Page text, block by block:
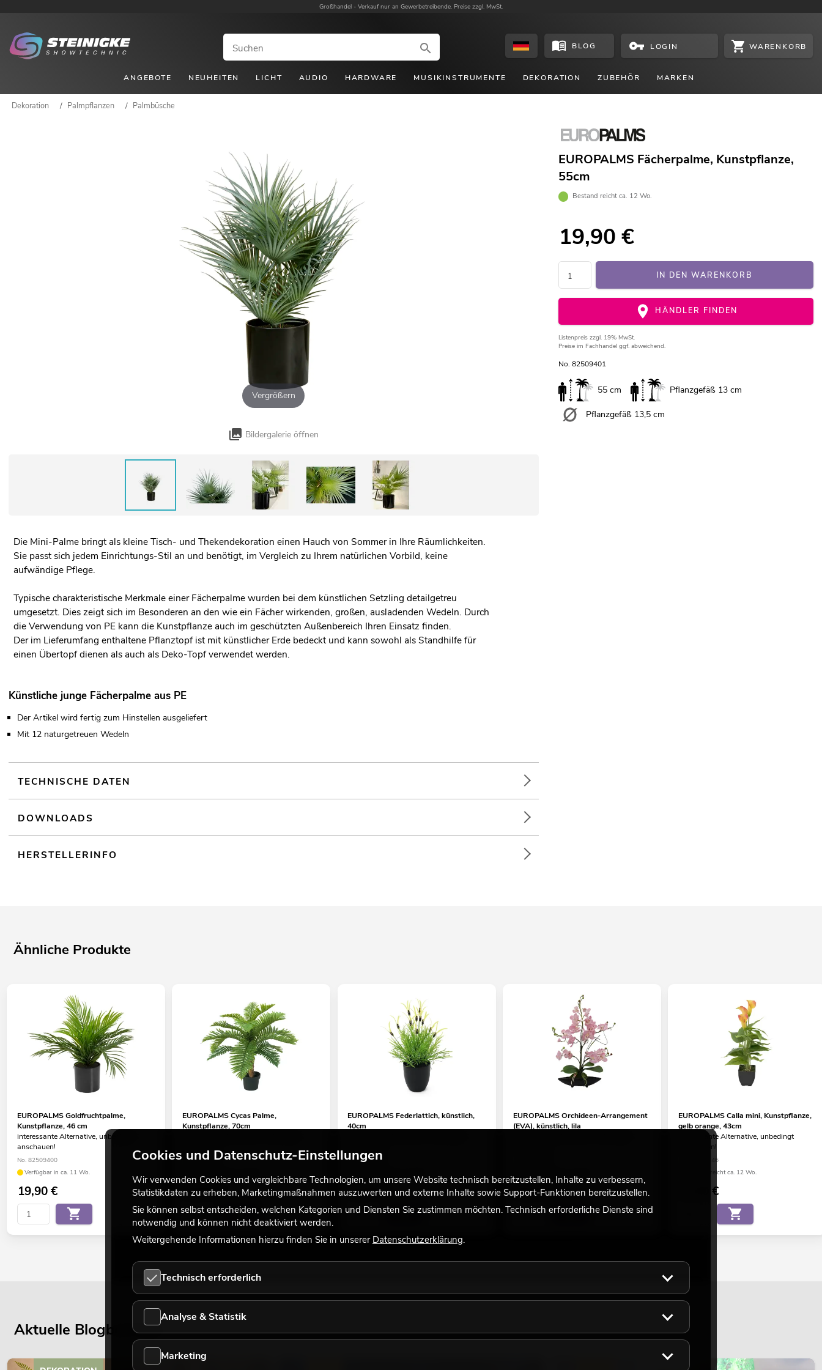
Großhandel - Verkauf nur an Gewerbetreibende. Preise zzgl. MwSt.
BLOG LOGIN WARENKORB
ANGEBOTE NEUHEITEN LICHT AUDIO HARDWARE MUSIKINSTRUMENTE DEKORATION ZUBEHÖR MARKEN
Dekoration / Palmpflanzen / Palmbüsche
Vergrößern
Bildergalerie öffnen
EUROPALMS Fächerpalme, Kunstpflanze,
55cm
Bestand reicht ca. 12 Wo.
19,90 €
IN DEN WARENKORB
HÄNDLER FINDEN
Listenpreis zzgl. 19% MwSt.
Preise im Fachhandel ggf. abweichend.
No. 82509401
55 cm Pflanzgefäß 13 cm
Pflanzgefäß 13,5 cm
Die Mini-Palme bringt als kleine Tisch- und Thekendekoration einen Hauch von Sommer in Ihre Räumlichkeiten.
Sie passt sich jedem Einrichtungs-Stil an und benötigt, im Vergleich zu Ihrem natürlichen Vorbild, keine
aufwändige Pflege.
Typische charakteristische Merkmale einer Fächerpalme wurden bei dem künstlichen Setzling detailgetreu
umgesetzt. Dies zeigt sich im Besonderen an den wie ein Fächer wirkenden, großen, ausladenden Wedeln. Durch
die Verwendung von PE kann die Kunstpflanze auch im geschützten Außenbereich Ihren Einsatz finden.
Der im Lieferumfang enthaltene Pflanztopf ist mit künstlicher Erde bedeckt und kann sowohl als Standhilfe für
einen Übertopf dienen als auch als Deko-Topf verwendet werden.
Künstliche junge Fächerpalme aus PE
Der Artikel wird fertig zum Hinstellen ausgeliefert
Mit 12 naturgetreuen Wedeln
TECHNISCHE DATEN
DOWNLOADS
HERSTELLERINFO
Ähnliche Produkte
EUROPALMS Goldfruchtpalme,
Kunstpflanze, 46 cm
interessante Alternative, unbedingt
anschauen!
No. 82509400
Verfügbar in ca. 11 Wo.
19,90€
EUROPALMS Cycas Palme,
Kunstpflanze, 70cm
No. 82509604
39,90€
EUROPALMS Federlattich, künstlich,
40cm
No. 82505639
19,90€
EUROPALMS Orchideen-Arrangement
(EVA), künstlich, lila
29,90€
EUROPALMS Calla mini, Kunstpflanze,
gelb orange, 43cm
interessante Alternative, unbedingt
anschauen!
No. 82540346
Bestand reicht ca. 12 Wo.
€
Aktuelle Blogbeiträge
Cookies und Datenschutz-Einstellungen
Wir verwenden Cookies und vergleichbare Technologien, um unsere Website technisch bereitzustellen, Inhalte zu verbessern,
Statistikdaten zu erheben, Marketingmaßnahmen auszuwerten und externe Inhalte sowie Support-Funktionen bereitzustellen.
Sie können selbst entscheiden, welchen Kategorien und Diensten Sie zustimmen möchten. Technisch erforderliche Dienste sind
notwendig und können nicht deaktiviert werden.
Weitergehende Informationen hierzu finden Sie in unserer Datenschutzerklärung.
Technisch erforderlich
Analyse & Statistik
Marketing